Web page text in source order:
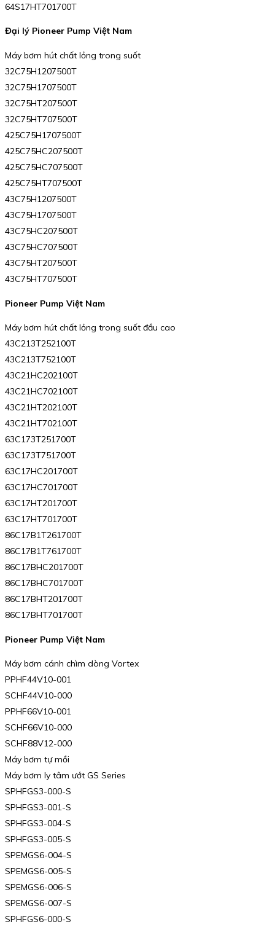
64S17HT701700T
Đại lý Pioneer Pump Việt Nam
Máy bơm hút chất lỏng trong suốt
32C75H1207500T
32C75H1707500T
32C75HT207500T
32C75HT707500T
425C75H1707500T
425C75HC207500T
425C75HC707500T
425C75HT707500T
43C75H1207500T
43C75H1707500T
43C75HC207500T
43C75HC707500T
43C75HT207500T
43C75HT707500T
Pioneer Pump Việt Nam
Máy bơm hút chất lỏng trong suốt đầu cao
43C213T252100T
43C213T752100T
43C21HC202100T
43C21HC702100T
43C21HT202100T
43C21HT702100T
63C173T251700T
63C173T751700T
63C17HC201700T
63C17HC701700T
63C17HT201700T
63C17HT701700T
86C17B1T261700T
86C17B1T761700T
86C17BHC201700T
86C17BHC701700T
86C17BHT201700T
86C17BHT701700T
Pioneer Pump Việt Nam
Máy bơm cánh chìm dòng Vortex
PPHF44V10-001
SCHF44V10-000
PPHF66V10-001
SCHF66V10-000
SCHF88V12-000
Máy bơm tự mồi
Máy bơm ly tâm ướt GS Series
SPHFGS3-000-S
SPHFGS3-001-S
SPHFGS3-004-S
SPHFGS3-005-S
SPEMGS6-004-S
SPEMGS6-005-S
SPEMGS6-006-S
SPEMGS6-007-S
SPHFGS6-000-S